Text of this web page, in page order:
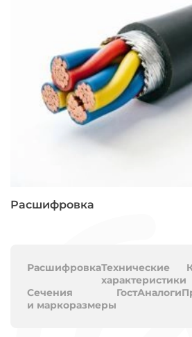
Расшифровка
РасшифровкаТехнические
характеристики
Сечения
и маркоразмеры
ГостАналоги